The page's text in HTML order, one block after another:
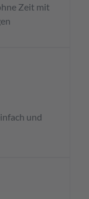
Zeit mit
und